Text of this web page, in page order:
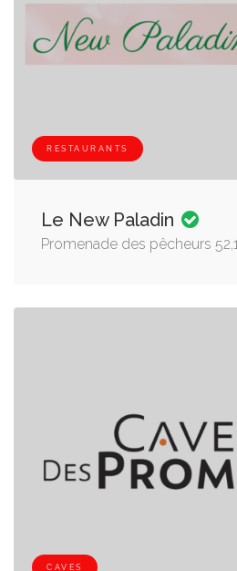
RESTAURANTS
Le New Paladin
Promenade des pêcheurs
CAVES